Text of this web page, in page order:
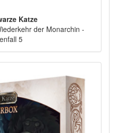
Katze
der Monarchin -
5